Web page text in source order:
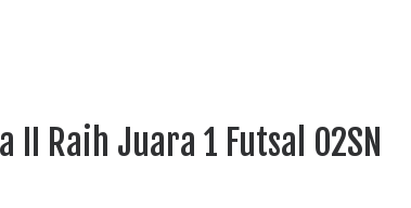
II Raih Juara 1 Futsal O2SN